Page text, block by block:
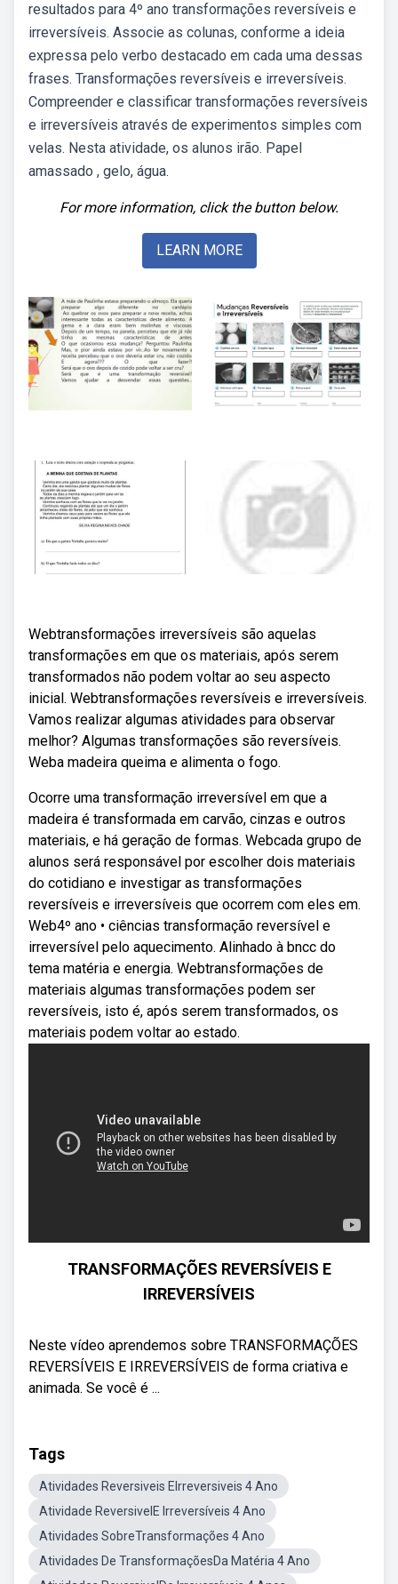
resultados para 4º ano transformações reversíveis e
irreversíveis. Associe as colunas, conforme a ideia
expressa pelo verbo destacado em cada uma dessas
frases. Transformações reversíveis e irreversíveis.
Compreender e classificar transformações reversíveis
e irreversíveis através de experimentos simples com
velas. Nesta atividade, os alunos irão. Papel
amassado , gelo, água.
For more information, click the button below.
LEARN MORE
Webtransformações irreversíveis são aquelas
transformações em que os materiais, após serem
transformados não podem voltar ao seu aspecto
inicial. Webtransformações reversíveis e irreversíveis.
Vamos realizar algumas atividades para observar
melhor? Algumas transformações são reversíveis.
Weba madeira queima e alimenta o fogo.
Ocorre uma transformação irreversível em que a
madeira é transformada em carvão, cinzas e outros
materiais, e há geração de formas. Webcada grupo de
alunos será responsável por escolher dois materiais
do cotidiano e investigar as transformações
reversíveis e irreversíveis que ocorrem com eles em.
Web4º ano • ciências transformação reversível e
irreversível pelo aquecimento. Alinhado à bncc do
tema matéria e energia. Webtransformações de
materiais algumas transformações podem ser
reversíveis, isto é, após serem transformados, os
materiais podem voltar ao estado.
TRANSFORMAÇÕES REVERSÍVEIS E
IRREVERSÍVEIS
Neste vídeo aprendemos sobre TRANSFORMAÇÕES
REVERSÍVEIS E IRREVERSÍVEIS de forma criativa e
animada. Se você é ...
Tags
Atividades Reversiveis EIrreversiveis 4 Ano
Atividade ReversivelE Irreversíveis 4 Ano
Atividades SobreTransformações 4 Ano
Atividades De TransformaçõesDa Matéria 4 Ano